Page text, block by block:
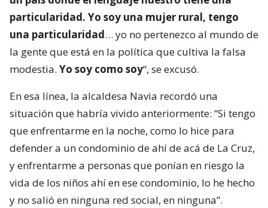
particularidad. Yo soy una mujer rural, tengo
una particularidad… yo no pertenezco al mundo de
la gente que está en la política que cultiva la falsa
modestia. Yo soy como soy“, se excusó.
En esa línea, la alcaldesa Navia recordó una
situación que habría vivido anteriormente: “Si tengo
que enfrentarme en la noche, como lo hice para
defender a un condominio de ahí de acá de La Cruz,
y enfrentarme a personas que ponían en riesgo la
vida de los niños ahí en ese condominio, lo he hecho
y no salió en ninguna red social, en ninguna”.